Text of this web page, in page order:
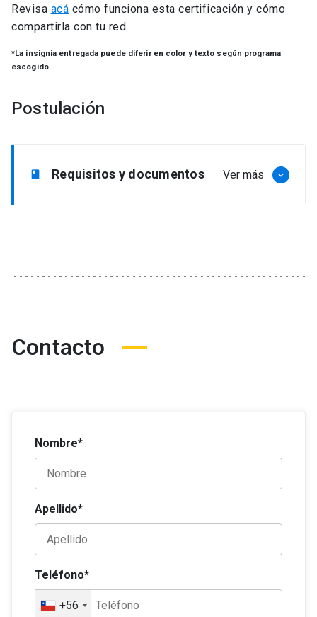
Revisa acá cómo funciona esta certificación y cómo
compartirla con tu red.
*La insignia entregada puede diferir en color y texto según programa
escogido.
Postulación
book Requisitos y documentos Ver más keyboard_arrow_down
ejecutivos que se desempeñen en un puesto
profesional o técnico
Contacto
Nombre*
Apellido*
Teléfono*
+56